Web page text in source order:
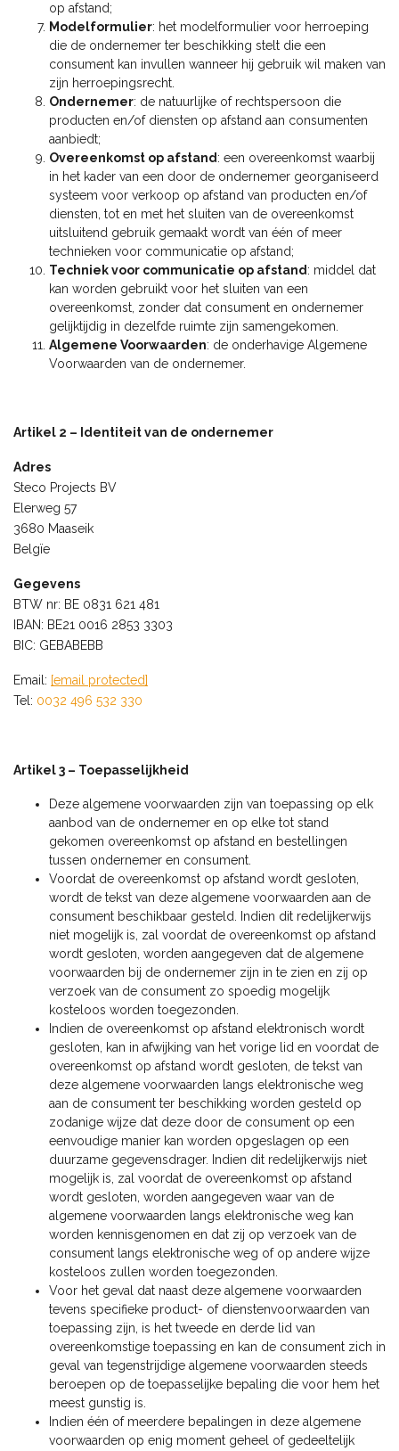
op afstand;
Modelformulier: het modelformulier voor herroeping
die de ondernemer ter beschikking stelt die een
consument kan invullen wanneer hij gebruik wil maken van
zijn herroepingsrecht.
Ondernemer: de natuurlijke of rechtspersoon die
producten en/of diensten op afstand aan consumenten
aanbiedt;
Overeenkomst op afstand : een overeenkomst waarbij
in het kader van een door de ondernemer georganiseerd
systeem voor verkoop op afstand van producten en/of
diensten, tot en met het sluiten van de overeenkomst
uitsluitend gebruik gemaakt wordt van één of meer
technieken voor communicatie op afstand;
Techniek voor communicatie op afstand : middel dat
kan worden gebruikt voor het sluiten van een
overeenkomst, zonder dat consument en ondernemer
gelijktijdig in dezelfde ruimte zijn samengekomen.
Algemene Voorwaarden: de onderhavige Algemene
Voorwaarden van de ondernemer.
Artikel 2 – Identiteit van de ondernemer
Adres
Steco Projects BV
Elerweg 57
3680 Maaseik
Belgïe
Gegevens
BTW nr: BE 0831 621 481
IBAN: BE21 0016 2853 3303
BIC: GEBABEBB
Email: [email protected]
Tel: 0032 496 532 330
Artikel 3 – Toepasselijkheid
Deze algemene voorwaarden zijn van toepassing op elk
aanbod van de ondernemer en op elke tot stand
gekomen overeenkomst op afstand en bestellingen
tussen ondernemer en consument.
Voordat de overeenkomst op afstand wordt gesloten,
wordt de tekst van deze algemene voorwaarden aan de
consument beschikbaar gesteld. Indien dit redelijkerwijs
niet mogelijk is, zal voordat de overeenkomst op afstand
wordt gesloten, worden aangegeven dat de algemene
voorwaarden bij de ondernemer zijn in te zien en zij op
verzoek van de consument zo spoedig mogelijk
kosteloos worden toegezonden.
Indien de overeenkomst op afstand elektronisch wordt
gesloten, kan in afwijking van het vorige lid en voordat de
overeenkomst op afstand wordt gesloten, de tekst van
deze algemene voorwaarden langs elektronische weg
aan de consument ter beschikking worden gesteld op
zodanige wijze dat deze door de consument op een
eenvoudige manier kan worden opgeslagen op een
duurzame gegevensdrager. Indien dit redelijkerwijs niet
mogelijk is, zal voordat de overeenkomst op afstand
wordt gesloten, worden aangegeven waar van de
algemene voorwaarden langs elektronische weg kan
worden kennisgenomen en dat zij op verzoek van de
consument langs elektronische weg of op andere wijze
kosteloos zullen worden toegezonden.
Voor het geval dat naast deze algemene voorwaarden
tevens specifieke product- of dienstenvoorwaarden van
toepassing zijn, is het tweede en derde lid van
overeenkomstige toepassing en kan de consument zich in
geval van tegenstrijdige algemene voorwaarden steeds
beroepen op de toepasselijke bepaling die voor hem het
meest gunstig is.
Indien één of meerdere bepalingen in deze algemene
voorwaarden op enig moment geheel of gedeeltelijk